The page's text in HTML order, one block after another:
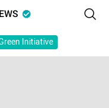
Initiative